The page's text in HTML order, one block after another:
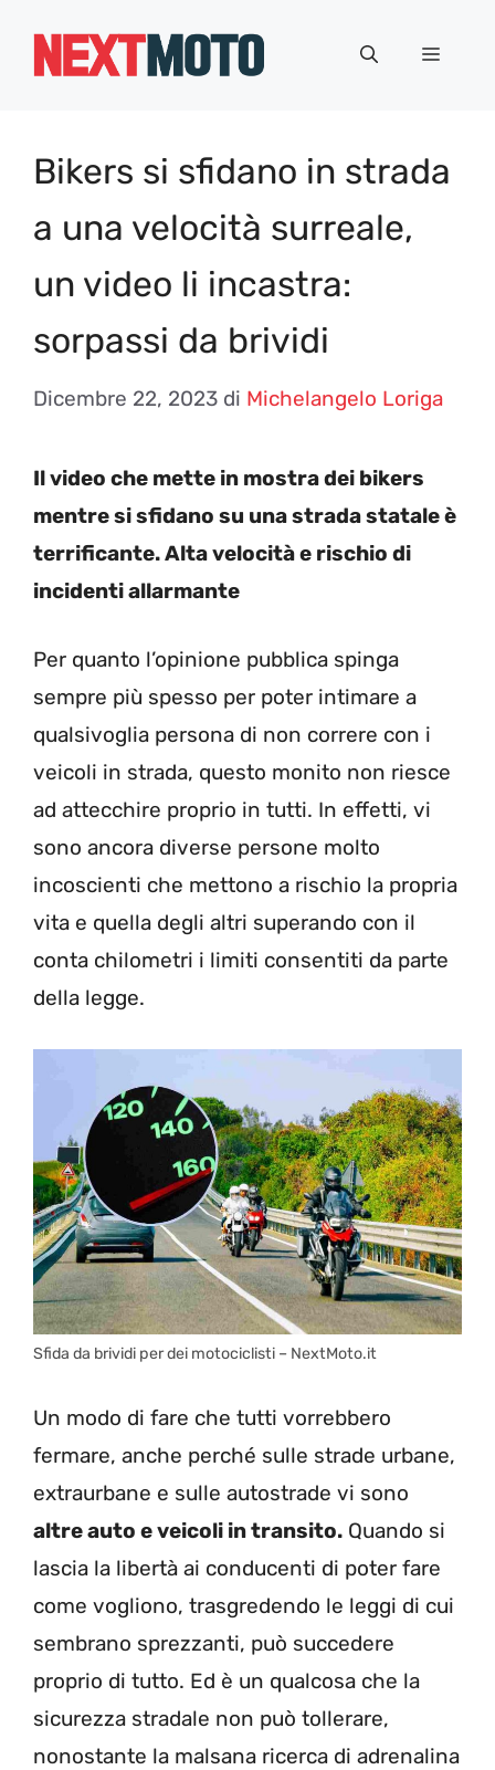
Menu
Bikers si sfidano in strada
a una velocità surreale,
un video li incastra:
sorpassi da brividi
Dicembre 22, 2023 di Michelangelo Loriga
Il video che mette in mostra dei bikers
mentre si sfidano su una strada statale è
terrificante. Alta velocità e rischio di
incidenti allarmante
Per quanto l’opinione pubblica spinga
sempre più spesso per poter intimare a
qualsivoglia persona di non correre con i
veicoli in strada, questo monito non riesce
ad attecchire proprio in tutti. In effetti, vi
sono ancora diverse persone molto
incoscienti che mettono a rischio la propria
vita e quella degli altri superando con il
conta chilometri i limiti consentiti da parte
della legge.
Sfida da brividi per dei motociclisti – NextMoto.it
Un modo di fare che tutti vorrebbero
fermare, anche perché sulle strade urbane,
extraurbane e sulle autostrade vi sono
altre auto e veicoli in transito. Quando si
lascia la libertà ai conducenti di poter fare
come vogliono, trasgredendo le leggi di cui
sembrano sprezzanti, può succedere
proprio di tutto. Ed è un qualcosa che la
sicurezza stradale non può tollerare,
nonostante la malsana ricerca di adrenalina